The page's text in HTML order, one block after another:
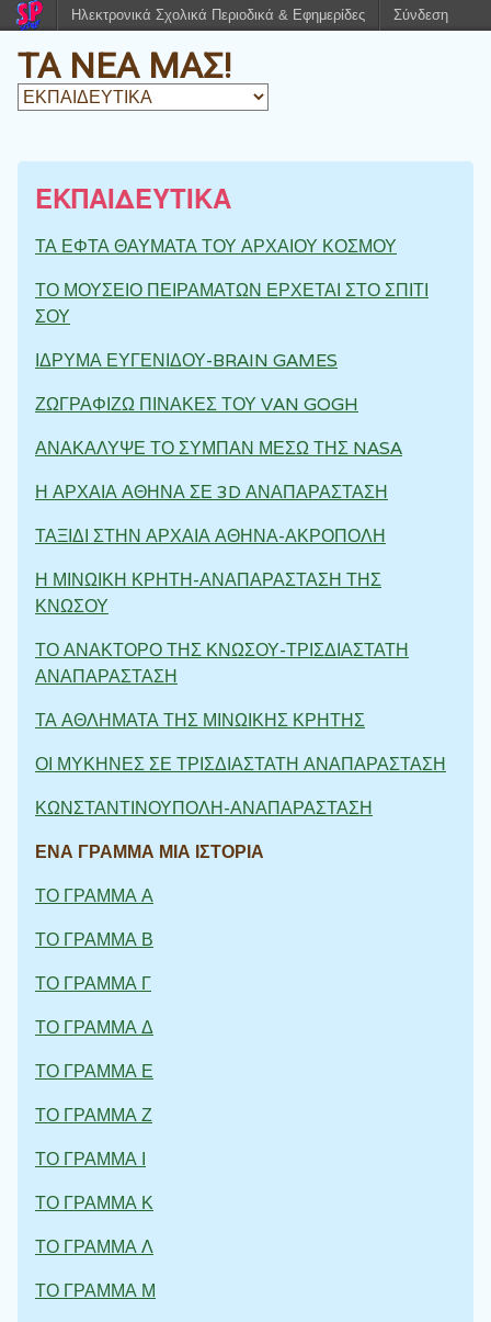
ΤΑ ΝΕΑ ΜΑΣ!
ΕΚΠΑΙΔΕΥΤΙΚΑ
ΤΑ ΕΦΤΑ ΘΑΥΜΑΤΑ ΤΟΥ ΑΡΧΑΙΟΥ ΚΟΣΜΟΥ
ΤΟ ΜΟΥΣΕΙΟ ΠΕΙΡΑΜΑΤΩΝ ΕΡΧΕΤΑΙ ΣΤΟ ΣΠΙΤΙ
ΣΟΥ
ΙΔΡΥΜΑ ΕΥΓΕΝΙΔΟΥ-BRAIN GAMES
ΖΩΓΡΑΦΙΖΩ ΠΙΝΑΚΕΣ ΤΟΥ VAN GOGH
ΑΝΑΚΑΛΥΨΕ ΤΟ ΣΥΜΠΑΝ ΜΕΣΩ ΤΗΣ NASA
Η ΑΡΧΑΙΑ ΑΘΗΝΑ ΣΕ 3D ΑΝΑΠΑΡΑΣΤΑΣΗ
ΤΑΞΙΔΙ ΣΤΗΝ ΑΡΧΑΙΑ ΑΘΗΝΑ-ΑΚΡΟΠΟΛΗ
Η ΜΙΝΩΙΚΗ ΚΡΗΤΗ-ΑΝΑΠΑΡΑΣΤΑΣΗ ΤΗΣ
ΚΝΩΣΟΥ
ΤΟ ΑΝΑΚΤΟΡΟ ΤΗΣ ΚΝΩΣΟΥ-ΤΡΙΣΔΙΑΣΤΑΤΗ
ΑΝΑΠΑΡΑΣΤΑΣΗ
ΤΑ ΑΘΛΗΜΑΤΑ ΤΗΣ ΜΙΝΩΙΚΗΣ ΚΡΗΤΗΣ
ΟΙ ΜΥΚΗΝΕΣ ΣΕ ΤΡΙΣΔΙΑΣΤΑΤΗ ΑΝΑΠΑΡΑΣΤΑΣΗ
ΚΩΝΣΤΑΝΤΙΝΟΥΠΟΛΗ-ΑΝΑΠΑΡΑΣΤΑΣΗ
ΕΝΑ ΓΡΑΜΜΑ ΜΙΑ ΙΣΤΟΡΙΑ
ΤΟ ΓΡΑΜΜΑ Α
ΤΟ ΓΡΑΜΜΑ Β
ΤΟ ΓΡΑΜΜΑ Γ
ΤΟ ΓΡΑΜΜΑ Δ
ΤΟ ΓΡΑΜΜΑ Ε
ΤΟ ΓΡΑΜΜΑ Ζ
ΤΟ ΓΡΑΜΜΑ Ι
ΤΟ ΓΡΑΜΜΑ Κ
ΤΟ ΓΡΑΜΜΑ Λ
ΤΟ ΓΡΑΜΜΑ Μ
Ηλεκτρονικά Σχολικά Περιοδικά & Εφημερίδες Σύνδεση